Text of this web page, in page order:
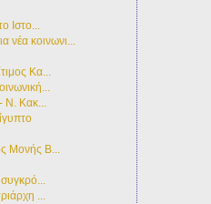
Ιστο...
κοινωνι...
Κα...
Ν. Κακ...
Μονής Β...
συγκρό...
...